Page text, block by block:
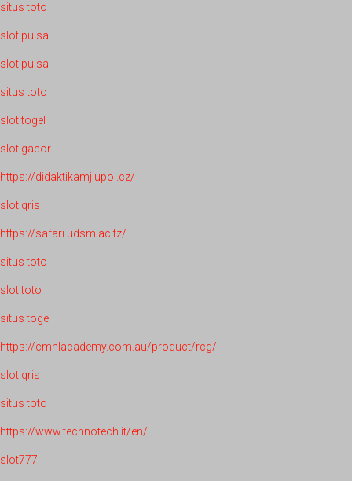
situs toto
slot pulsa
slot pulsa
situs toto
slot togel
slot gacor
https://didaktikamj.upol.cz/
slot qris
https://safari.udsm.ac.tz/
situs toto
slot toto
situs togel
https://cmnlacademy.com.au/product/rcg/
slot qris
situs toto
https://www.technotech.it/en/
slot777